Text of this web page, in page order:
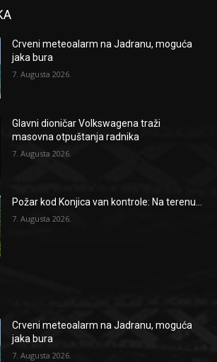
Crveni meteoalarm na Jadranu, moguća
jaka bura
7. Augusta 2026.
Glavni dioničar Volkswagena traži
masovna otpuštanja radnika
7. Augusta 2026.
Požar kod Konjica van kontrole: Na terenu...
7. Augusta 2026.
Crveni meteoalarm na Jadranu, moguća
jaka bura
7. Augusta 2026.